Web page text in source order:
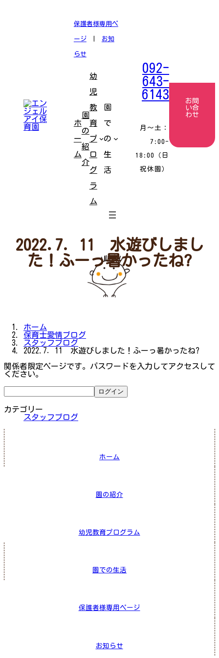
保護者様専用ペ
ージ| お知
らせ
ホ
ー
ム
園
の
紹
介
幼
児
教
育
プ
ロ
グ
ラ
ム
園
で
の
生
活
092-
643-
6143
月〜土：
7:00-
18:00（日
祝休園）
お問
い合
わせ
2022.7．11 水遊びしまし
た！ふーっ暑かったね?
ホーム
保育士愛情ブログ
スタッフブログ
2022.7．11 水遊びしました！ふーっ暑かったね?
関係者限定ページです。パスワードを入力してアクセスして
ください。
カテゴリー
スタッフブログ
ホーム
園の紹介
幼児教育プログラム
園での生活
保護者様専用ページ
お知らせ